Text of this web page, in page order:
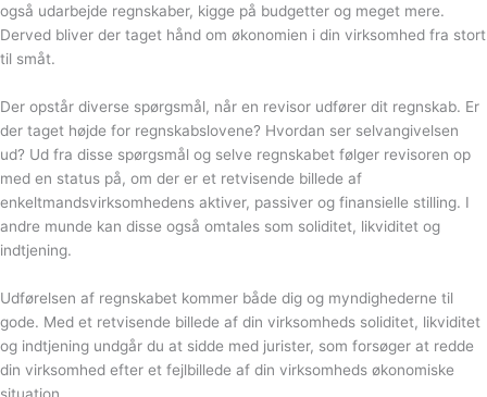
også udarbejde regnskaber, kigge på budgetter og meget mere.
Derved bliver der taget hånd om økonomien i din virksomhed fra stort
til småt.
Der opstår diverse spørgsmål, når en revisor udfører dit regnskab. Er
der taget højde for regnskabslovene? Hvordan ser selvangivelsen
ud? Ud fra disse spørgsmål og selve regnskabet følger revisoren op
med en status på, om der er et retvisende billede af
enkeltmandsvirksomhedens aktiver, passiver og finansielle stilling. I
andre munde kan disse også omtales som soliditet, likviditet og
indtjening.
Udførelsen af regnskabet kommer både dig og myndighederne til
gode. Med et retvisende billede af din virksomheds soliditet, likviditet
og indtjening undgår du at sidde med jurister, som forsøger at redde
din virksomhed efter et fejlbillede af din virksomheds økonomiske
situation.